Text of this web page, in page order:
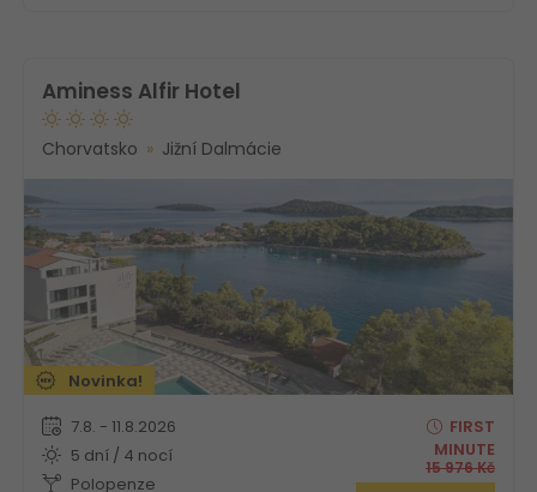
Aminess Alfir Hotel
Chorvatsko Jižní Dalmácie
Novinka!
7.8. - 11.8.2026
5 dní / 4 nocí
Polopenze
FIRST
MINUTE
15 976Kč